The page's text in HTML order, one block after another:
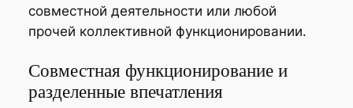
совместной деятельности или любой
прочей коллективной функционировании.
Совместная функционирование и
разделенные впечатления